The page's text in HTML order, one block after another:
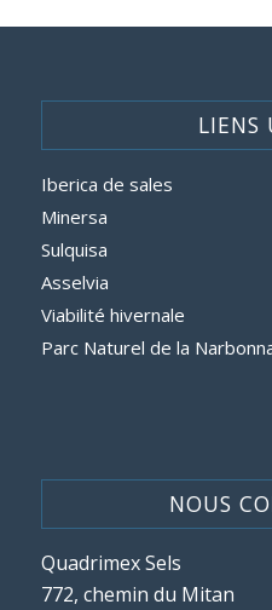
LIENS
Iberica de sales
Minersa
Sulquisa
Asselvia
Viabilité hivernale
Parc Naturel de la
NOUS
Quadrimex Sels
772, chemin du Mitan